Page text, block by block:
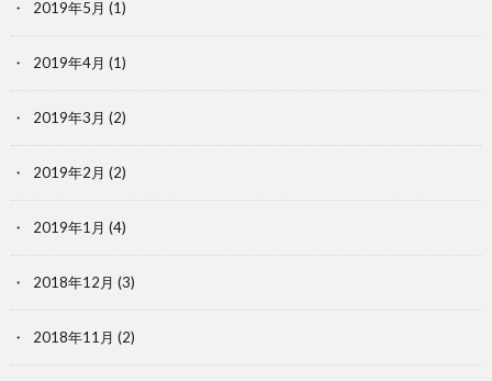
2019年5月 (1)
2019年4月 (1)
2019年3月 (2)
2019年2月 (2)
2019年1月 (4)
2018年12月 (3)
2018年11月 (2)